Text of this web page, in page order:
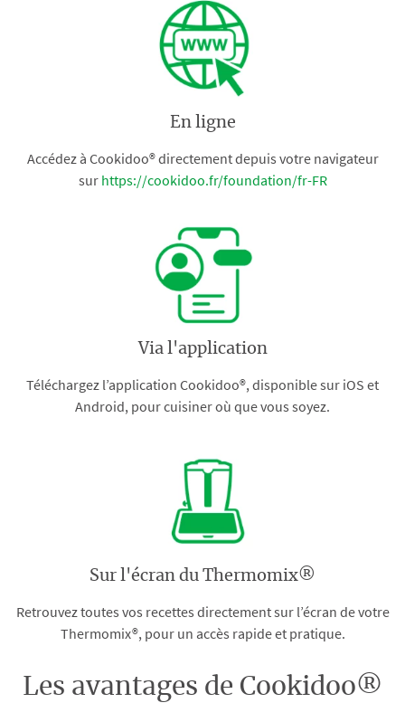
En ligne
Accédez à Cookidoo® directement depuis votre navigateur
sur https://cookidoo.fr/foundation/fr-FR
Via l'application
Téléchargez l’application Cookidoo®, disponible sur iOS et
Android, pour cuisiner où que vous soyez.
Sur l'écran du Thermomix®
Retrouvez toutes vos recettes directement sur l’écran de votre
Thermomix®, pour un accès rapide et pratique.
Les avantages de Cookidoo®